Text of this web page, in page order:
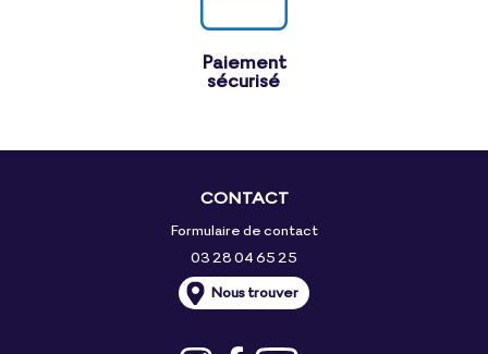
Paiement
sécurisé
CONTACT
Formulaire de contact
03 28 04 65 25
Nous trouver